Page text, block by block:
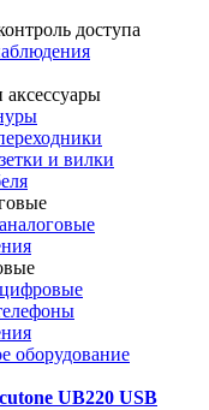
доступа
и вилки
оборудование
UB220 USB